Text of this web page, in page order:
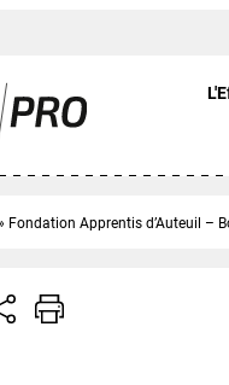
Fondation Apprentis d’Auteuil –